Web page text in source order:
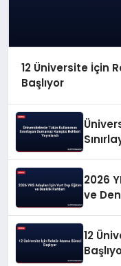
12 Üniversite İçin
Başlıyor
2026
ve
12